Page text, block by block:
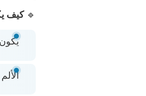
🔹كيف